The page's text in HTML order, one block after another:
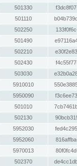
501330
501110
502250
501490
502210
502430
503030
5910010
5950090
501010
502130
5952030
5952060
5970013
502370